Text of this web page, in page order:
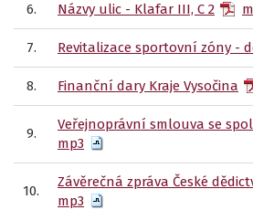
6. Názvy ulic - Klafar III, C 2
7. Revitalizace sportovní zóny -
8. Finanční dary Kraje Vysočina
9.
Veřejnoprávní smlouva se
mp3
10.
Závěrečná zpráva České
mp3